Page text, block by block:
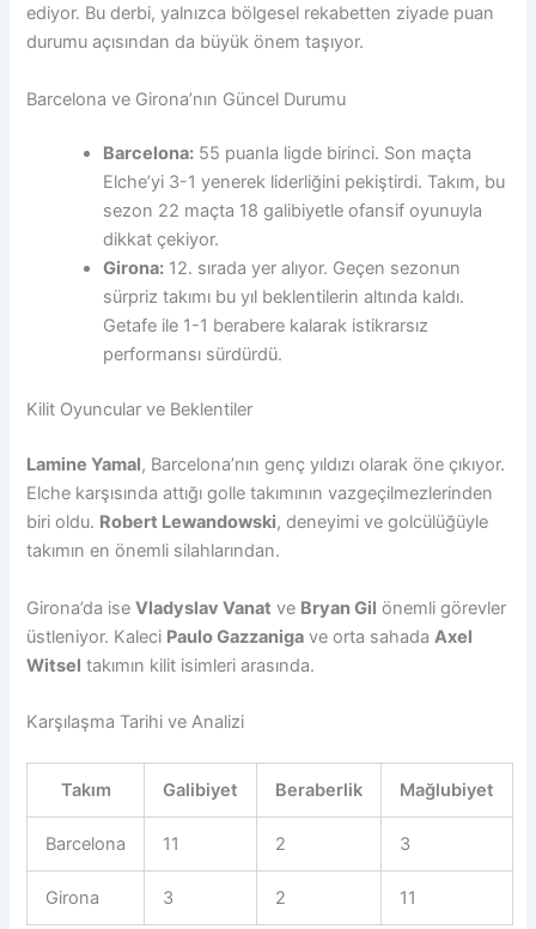
ediyor. Bu derbi, yalnızca bölgesel rekabetten ziyade puan
durumu açısından da büyük önem taşıyor.
Barcelona ve Girona’nın Güncel Durumu
Barcelona: 55 puanla ligde birinci. Son maçta
Elche’yi 3-1 yenerek liderliğini pekiştirdi. Takım, bu
sezon 22 maçta 18 galibiyetle ofansif oyunuyla
dikkat çekiyor.
Girona: 12. sırada yer alıyor. Geçen sezonun
sürpriz takımı bu yıl beklentilerin altında kaldı.
Getafe ile 1-1 berabere kalarak istikrarsız
performansı sürdürdü.
Kilit Oyuncular ve Beklentiler
Lamine Yamal, Barcelona’nın genç yıldızı olarak öne çıkıyor.
Elche karşısında attığı golle takımının vazgeçilmezlerinden
biri oldu. Robert Lewandowski, deneyimi ve golcülüğüyle
takımın en önemli silahlarından.
Girona’da iseVladyslav Vanat ve Bryan Gil önemli görevler
üstleniyor. Kaleci Paulo Gazzaniga ve orta sahada Axel
Witsel takımın kilit isimleri arasında.
Karşılaşma Tarihi ve Analizi
Takım Galibiyet Beraberlik Mağlubiyet
Barcelona 11 2 3
Girona 3 2 11